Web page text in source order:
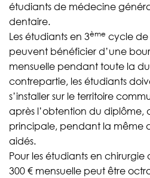
étudiants de médecine
dentaire.
Les étudiants en 3ème cycle
peuvent bénéficier d’une
mensuelle pendant toute la
contrepartie, les étudiants
s’installer sur le territoire
après l’obtention du diplôme,
principale, pendant la même
aidés.
Pour les étudiants en
300 € mensuelle peut être